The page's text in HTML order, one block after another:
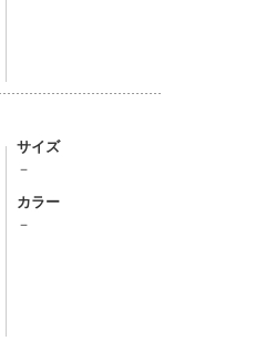
サイズ
－
カラー
－